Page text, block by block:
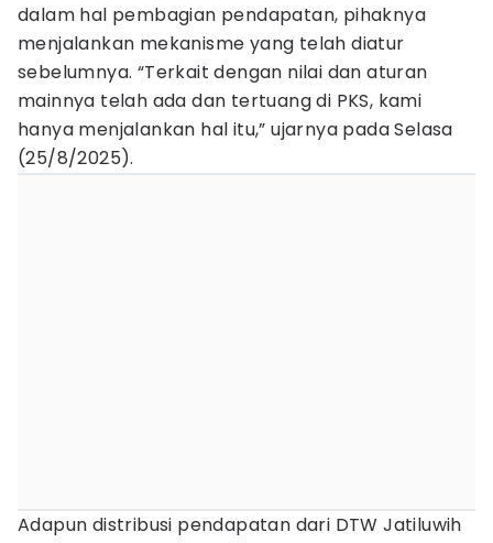
dalam hal pembagian pendapatan, pihaknya
menjalankan mekanisme yang telah diatur
sebelumnya. “Terkait dengan nilai dan aturan
mainnya telah ada dan tertuang di PKS, kami
hanya menjalankan hal itu,” ujarnya pada Selasa
(25/8/2025).
Adapun distribusi pendapatan dari DTW Jatiluwih